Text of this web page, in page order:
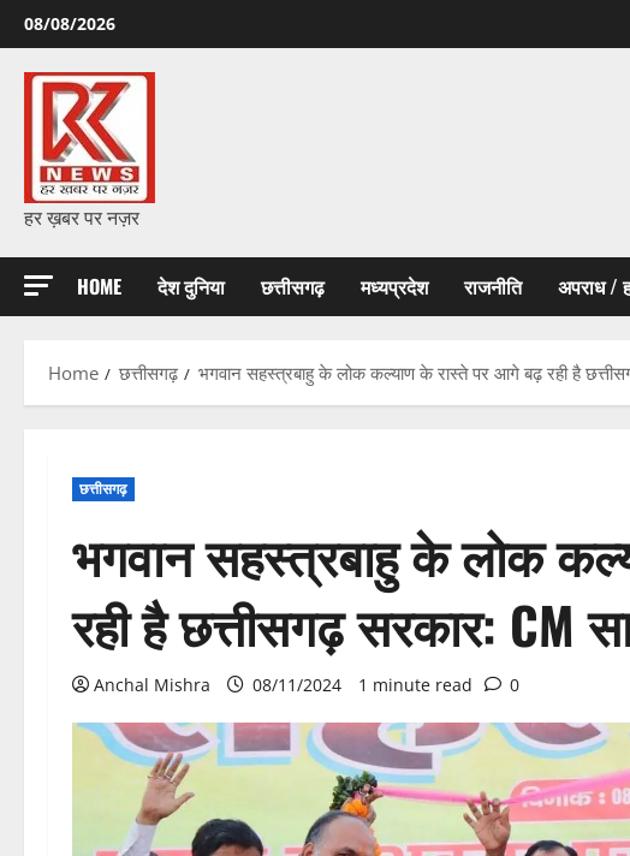
Skip
to
content
08/08/2026
हर ख़बर पर नज़र
HOME देश दुनिया छत्तीसगढ़ मध्यप्रदेश राजनीति अपराध /
Home छत्तीसगढ़ भगवान सहस्त्रबाहु के लोक कल्याण के रास्ते पर आगे बढ़ रही है
छत्तीसगढ़
भगवान सहस्त्रबाहु के लोक
रही है छत्तीसगढ़ सरकार: CM
Anchal Mishra 08/11/2024 1 minute read 0